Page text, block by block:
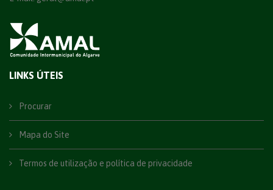
LINKS ÚTEIS
Procurar
Mapa do Site
Termos de utilização e política de privacidade